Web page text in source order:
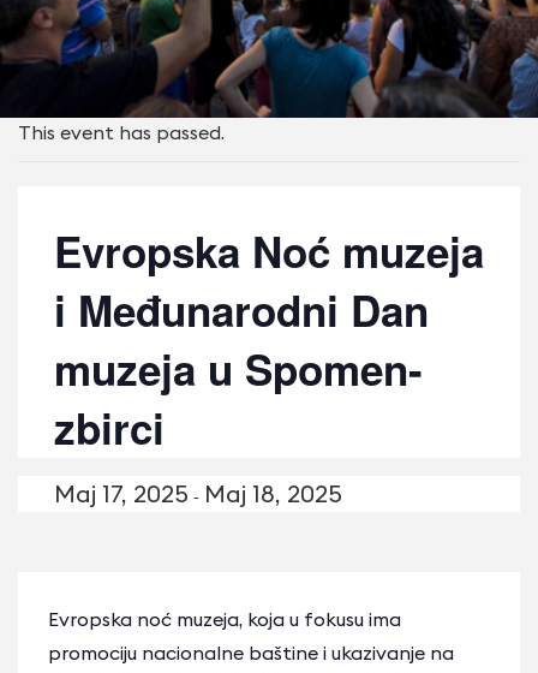
This event has passed.
Evropska Noć muzeja
i Međunarodni Dan
muzeja u Spomen-
zbirci
Maj 17, 2025 - Maj 18, 2025
Evropska noć muzeja, koja u fokusu ima
promociju nacionalne baštine i ukazivanje na